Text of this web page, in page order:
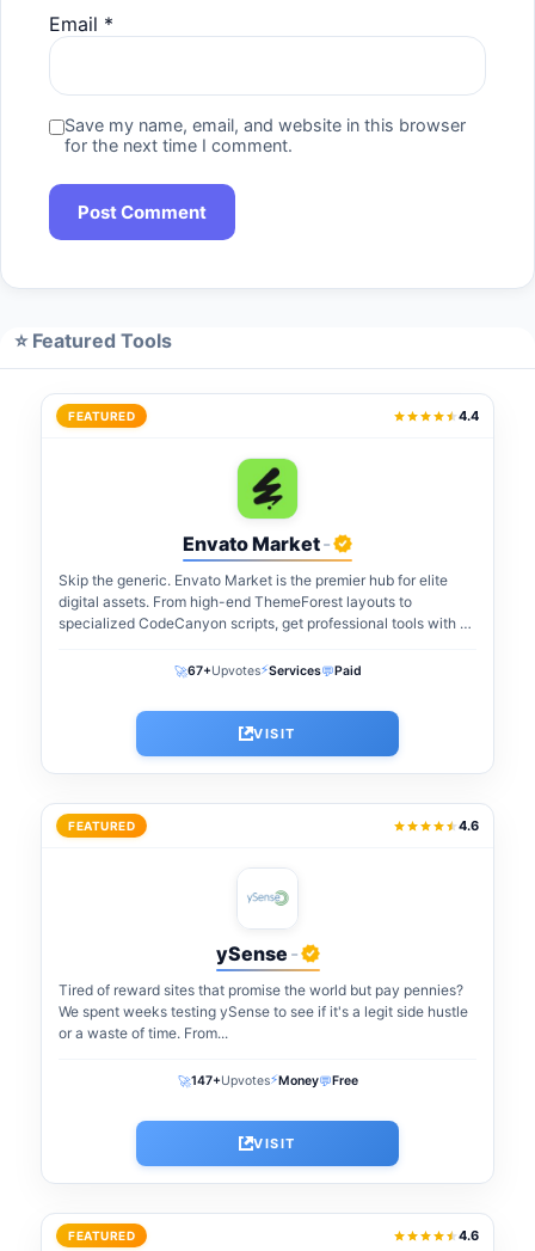
Email *
Save my name, email, and website in this browser
for the next time I comment.
⭐ Featured Tools
FEATURED 4.4
Envato Market-
Skip the generic. Envato Market is the premier hub for elite
digital assets. From high-end ThemeForest layouts to
specialized CodeCanyon scripts, get professional tools with a
🚀67+Upvotes⚡Services💬Paid
VISIT
FEATURED 4.6
ySense -
Tired of reward sites that promise the world but pay pennies?
We spent weeks testing ySense to see if it's a legit side hustle
or a waste of time. From...
🚀147+Upvotes⚡Money💬Free
VISIT
FEATURED 4.6